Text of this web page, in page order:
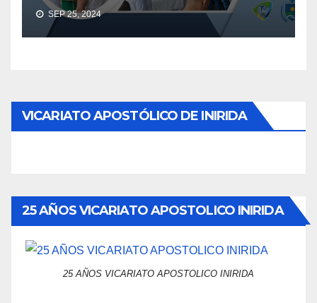
SEP 25, 2024
VICARIATO APOSTÓLICO DE INIRIDA
25 AÑOS VICARIATO APOSTOLICO INIRIDA
25 AÑOS VICARIATO APOSTOLICO INIRIDA